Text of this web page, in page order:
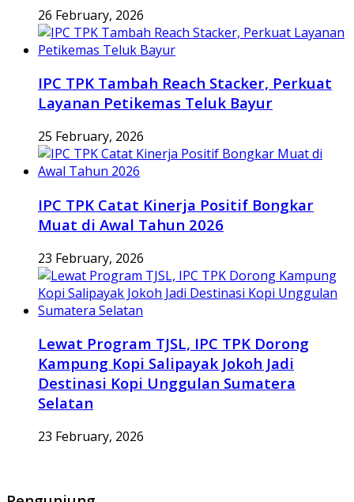
26 February, 2026
IPC TPK Tambah Reach Stacker, Perkuat
Layanan Petikemas Teluk Bayur
25 February, 2026
IPC TPK Catat Kinerja Positif Bongkar
Muat di Awal Tahun 2026
23 February, 2026
Lewat Program TJSL, IPC TPK Dorong
Kampung Kopi Salipayak Jokoh Jadi
Destinasi Kopi Unggulan Sumatera
Selatan
23 February, 2026